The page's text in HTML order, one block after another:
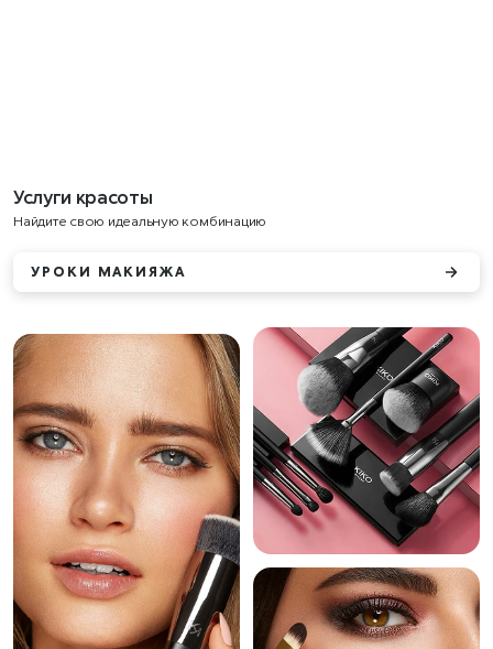
Услуги красоты
Найдите свою идеальную комбинацию
УРОКИ МАКИЯЖА